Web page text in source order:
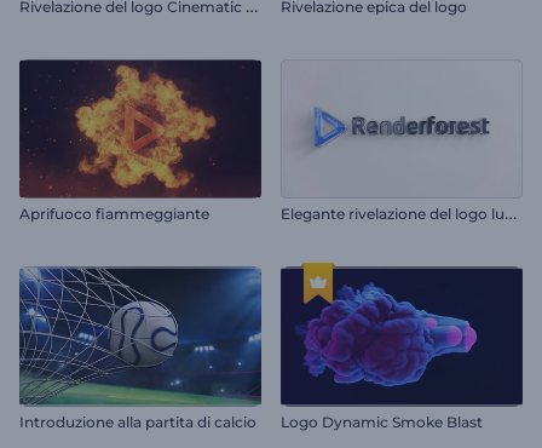
R
ivelazione del logo Cinematic Flames Rivelazione epica del logo
Aprifuoco fiammeggiante E
legante rivelazione del logo lucido
Introduzione alla partita di calcio Logo Dynamic Smoke Blast